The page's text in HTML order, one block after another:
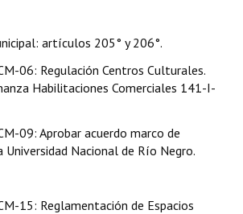
artículos 205° y 206°.
06: Regulación Centros Culturales.
Habilitaciones Comerciales 141-I-
09: Aprobar acuerdo marco de
Universidad Nacional de Río Negro.
15: Reglamentación de Espacios